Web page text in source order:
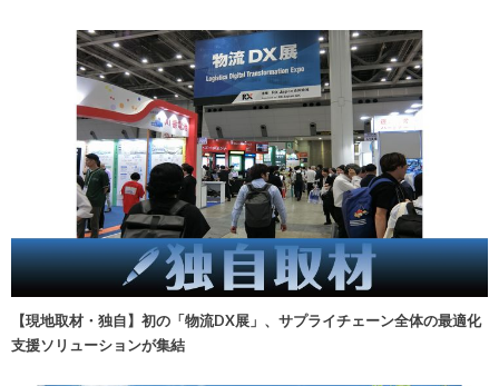
【現地取材・独自】初の「物流DX展」、サプライチェーン全体の最適化
支援ソリューションが集結